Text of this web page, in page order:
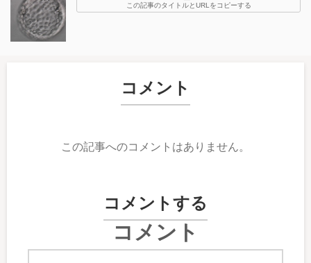
この記事のタイトルとURLをコピーする
コメント
この記事へのコメントはありません。
コメントする
コメント